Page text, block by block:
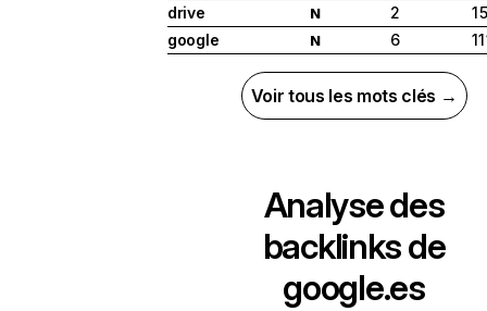
drive
N 2
1
google
N 6
Voir tous les mots clés →
Analyse des
backlinks de
google.es